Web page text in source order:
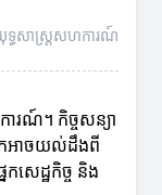
ធសាស្រ្តសហការណ៍
ារណ៍។ កិច្ចសន្យា
ែកអាចយល់ដឹងពី
កសេដ្ឋកិច្ច និង